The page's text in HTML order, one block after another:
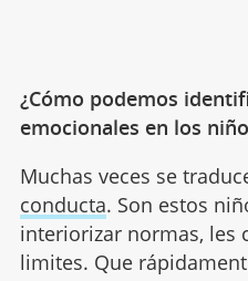
¿Cómo podemos
emocionales en los
Muchas veces se
conducta. Son estos
interiorizar normas, les
limites. Que